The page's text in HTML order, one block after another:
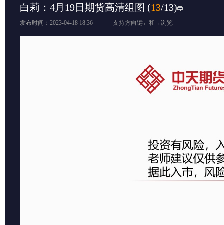
白莉：4月19日期货高清组图 (13/13)
发布时间：2023-04-18 18:36 支持方向键←和→浏览